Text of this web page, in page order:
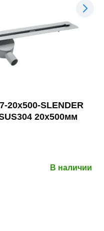
20x500-SLENDER
20x500мм
В наличии